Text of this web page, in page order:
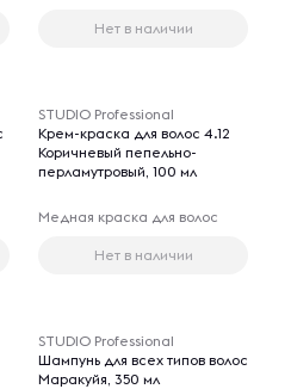
Нет в наличии
STUDIO Professional
Крем-краска для волос 4.12
Коричневый пепельно-
перламутровый, 100 мл
Медная краска для волос
Нет в наличии
STUDIO Professional
Шампунь для всех типов волос
Маракуйя, 350 мл